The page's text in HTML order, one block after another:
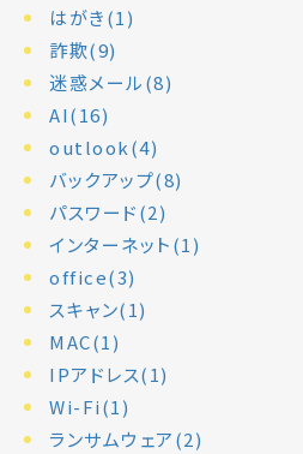
はがき(1)
詐欺(9)
迷惑メール(8)
AI(16)
outlook(4)
バックアップ(8)
パスワード(2)
インターネット(1)
office(3)
スキャン(1)
MAC(1)
IPアドレス(1)
Wi-Fi(1)
ランサムウェア(2)